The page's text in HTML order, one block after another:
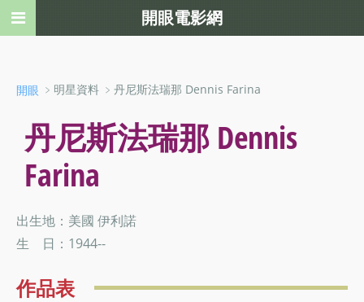
開眼 ﹥明星資料 ﹥丹尼斯法瑞那 Dennis Farina
丹尼斯法瑞那 Dennis
Farina
出生地：美國 伊利諾
生 日：1944--
作品表
開眼電影網